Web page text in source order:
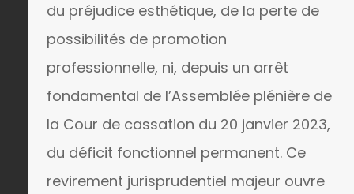
du préjudice esthétique, de la perte de
possibilités de promotion
professionnelle, ni, depuis un arrêt
fondamental de l’Assemblée plénière de
la Cour de cassation du 20 janvier 2023,
du déficit fonctionnel permanent. Ce
revirement jurisprudentiel majeur ouvre